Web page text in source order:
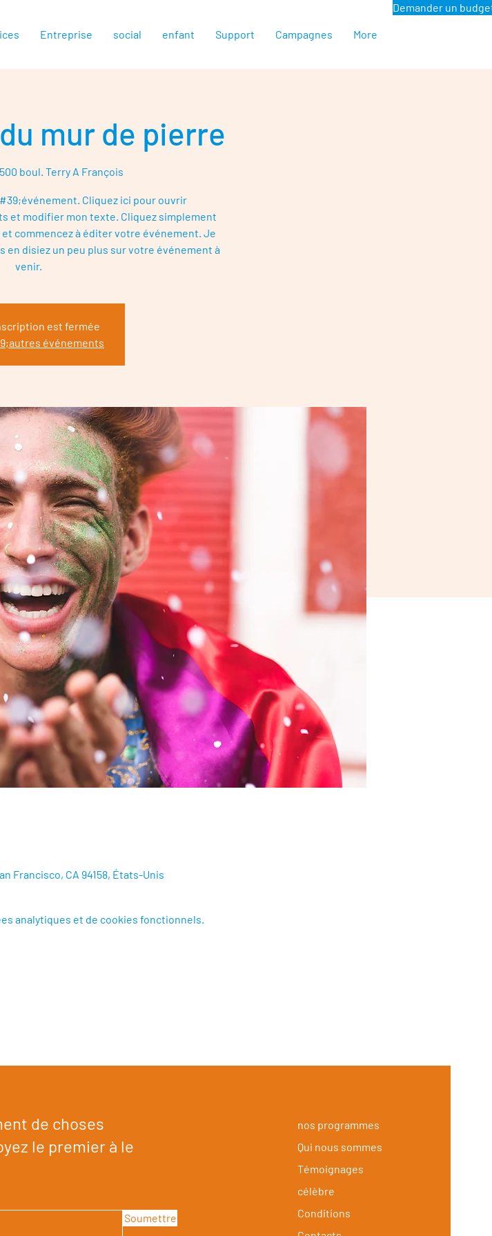
Entreprise social enfant Support Campagnes More
Demander un
mur de pierre
500 boul. Terry A François
Cliquez ici pour ouvrir
et modifier mon texte. Cliquez simplement
commencez à éditer votre événement. Je
en disiez un peu plus sur votre événement à
venir.
est fermée
événements
Francisco, CA 94158, États-Unis
analytiques et de cookies fonctionnels.
de choses
le premier à le
Soumettre
nos programmes
Qui nous sommes
Témoignages
célèbre
Conditions